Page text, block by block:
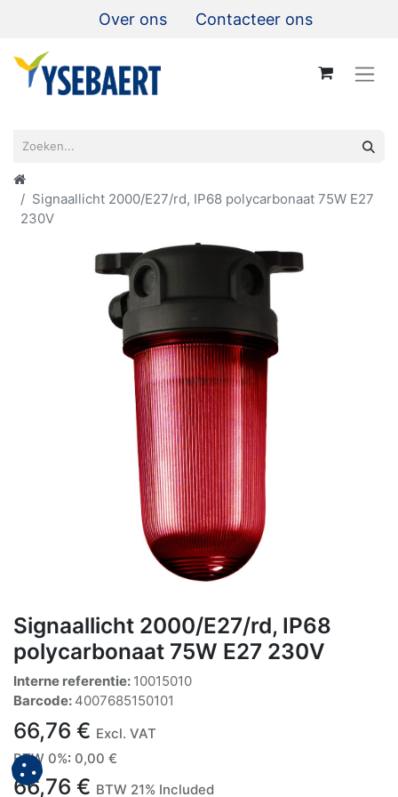
Over ons Contacteer ons
Signaallicht 2000/E27/rd, IP68 polycarbonaat 75W E27
230V
Signaallicht 2000/E27/rd, IP68
polycarbonaat 75W E27 230V
Interne referentie: 10015010
Barcode: 4007685150101
66,76 € Excl. VAT
BTW 0%: 0,00 €
66,76 € BTW 21% Included